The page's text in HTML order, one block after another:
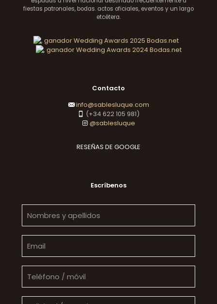
fiestas patronales, bodas. actos oficiales, eventos y un largo
etcétera.
Contacto
info@sablesluque.com
(+34 622 105 981)
@sablesluque
RESEÑAS DE GOOGLE
Escríbenos